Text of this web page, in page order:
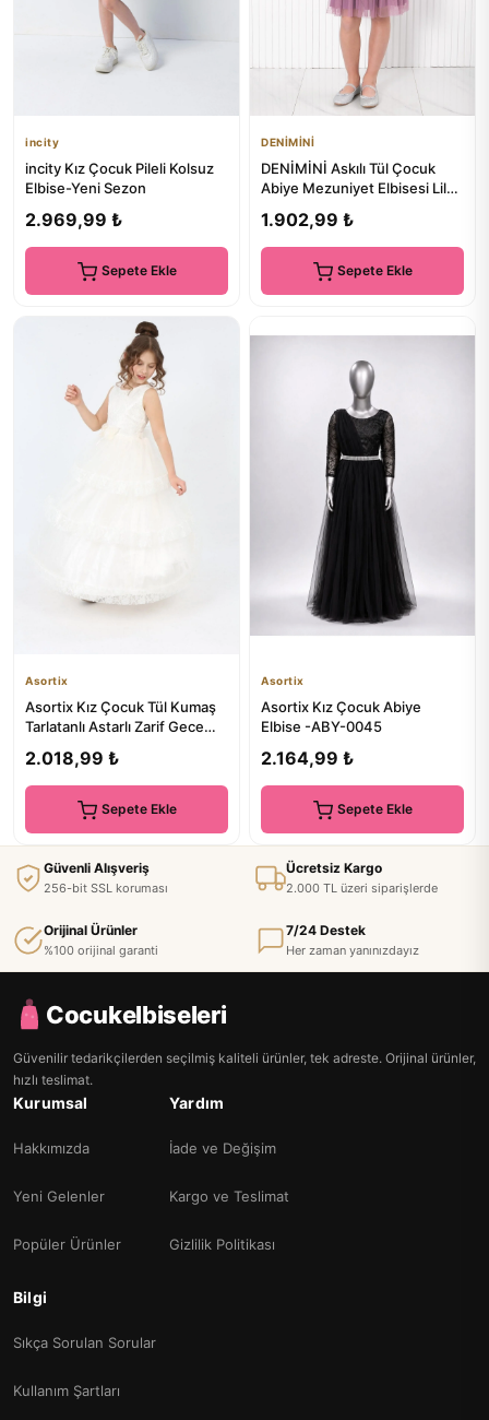
incity
incity Kız Çocuk Pileli Kolsuz
Elbise-Yeni Sezon
2.969,99 ₺
Sepete Ekle
DENİMİNİ
DENİMİNİ Askılı Tül Çocuk
Abiye Mezuniyet Elbisesi Lila
1.902,99 ₺
Sepete Ekle
Asortix
Asortix Kız Çocuk Tül Kumaş
Tarlatanlı Astarlı Zarif Gece
2.018,99 ₺
Sepete Ekle
Asortix
Asortix Kız Çocuk Abiye
Elbise -ABY-0045
2.164,99 ₺
Sepete Ekle
Güvenli Alışveriş
256-bit SSL koruması
Ücretsiz Kargo
2.000 TL üzeri siparişlerde
Orijinal Ürünler
%100 orijinal garanti
7/24 Destek
Her zaman yanınızdayız
Cocukelbiseleri
Güvenilir tedarikçilerden seçilmiş kaliteli ürünler, tek adreste. Orijinal ürünler,
hızlı teslimat.
Kurumsal
Hakkımızda
Yeni Gelenler
Popüler Ürünler
Yardım
İade ve Değişim
Kargo ve Teslimat
Gizlilik Politikası
Bilgi
Sıkça Sorulan Sorular
Kullanım Şartları